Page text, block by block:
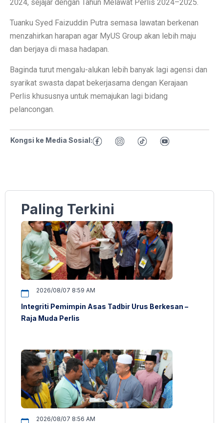
2024, sejajar dengan Tahun Melawat Perlis 2024–2025.
Tuanku Syed Faizuddin Putra semasa lawatan berkenan
menzahirkan harapan agar MyUS Group akan lebih maju
dan berjaya di masa hadapan.
Baginda turut mengalu-alukan lebih banyak lagi agensi dan
syarikat swasta dapat bekerjasama dengan Kerajaan
Perlis khususnya untuk memajukan lagi bidang
pelancongan.
Kongsi ke Media Sosial:
Paling Terkini
2026/08/07 8:59 AM
Integriti Pemimpin Asas Tadbir Urus Berkesan –
Raja Muda Perlis
2026/08/07 8:56 AM